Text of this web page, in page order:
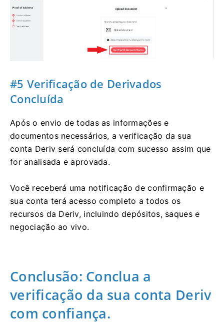
#5 Verificação de Derivados
Concluída
Após o envio de todas as informações e
documentos necessários, a verificação da sua
conta Deriv será concluída com sucesso assim que
for analisada e aprovada.
Você receberá uma notificação de confirmação e
sua conta terá acesso completo a todos os
recursos da Deriv, incluindo depósitos, saques e
negociação ao vivo.
Conclusão: Conclua a
verificação da sua conta Deriv
com confiança.